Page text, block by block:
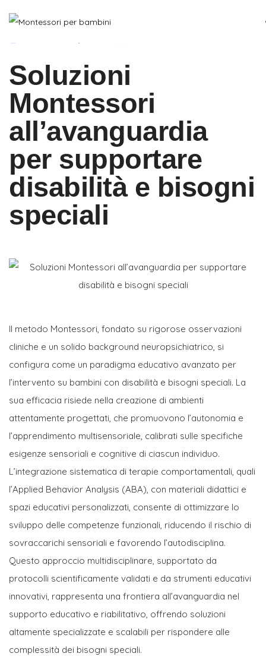
Soluzioni
Montessori
all’avanguardia
per supportare
disabilità e bisogni
speciali
Il metodo Montessori, fondato su rigorose osservazioni
cliniche e un solido background neuropsichiatrico, si
configura come un paradigma educativo avanzato per
l’intervento su bambini con disabilità e bisogni speciali. La
sua efficacia risiede nella creazione di ambienti
attentamente progettati, che promuovono l’autonomia e
l’apprendimento multisensoriale, calibrati sulle specifiche
esigenze sensoriali e cognitive di ciascun individuo.
L’integrazione sistematica di terapie comportamentali, quali
l’Applied Behavior Analysis (ABA), con materiali didattici e
spazi educativi personalizzati, consente di ottimizzare lo
sviluppo delle competenze funzionali, riducendo il rischio di
sovraccarichi sensoriali e favorendo l’autodisciplina.
Questo approccio multidisciplinare, supportato da
protocolli scientificamente validati e da strumenti educativi
innovativi, rappresenta una frontiera all’avanguardia nel
supporto educativo e riabilitativo, offrendo soluzioni
altamente specializzate e scalabili per rispondere alle
complessità dei bisogni speciali.